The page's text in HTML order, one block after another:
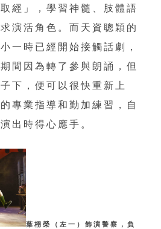
經」，學習神髓、肢體語
演活角色。而天資聰穎的
一時已經開始接觸話劇，
間因為轉了參與朗誦，但
下，便可以很快重新上
專業指導和勤加練習，自
出時得心應手。
葉栩榮（左一）飾演警察，負